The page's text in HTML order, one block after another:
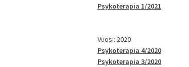
Psykoterapia 1/2021
Vuosi: 2020
Psykoterapia 4/2020
Psykoterapia 3/2020